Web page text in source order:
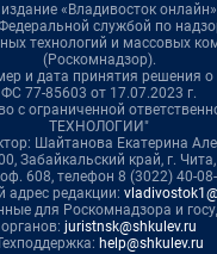
«Владивосток
службой по
технологий и массовых
(Роскомнадзор).
и дата принятия решения
ФС 77-85603 от 17.07.2023 г.
с ограниченной
ТЕХНОЛОГИИ"
Шайтанова Екатерина
Забайкальский край, г.
оф. 608, телефон 8 (3022) 40-
адрес редакции:
для Роскомнадзора и
органов: juristnsk@shkulev.ru
help@shkulev.ru